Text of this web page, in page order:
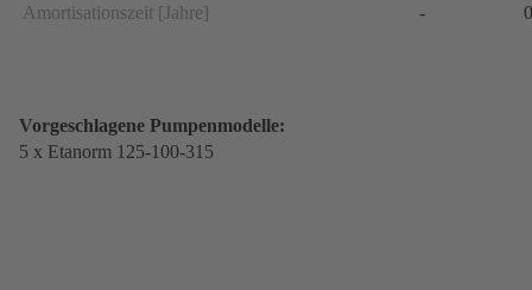
Amortisationszeit [Jahre]
-
Vorgeschlagene Pumpenmodelle:
5 x Etanorm 125-100-315